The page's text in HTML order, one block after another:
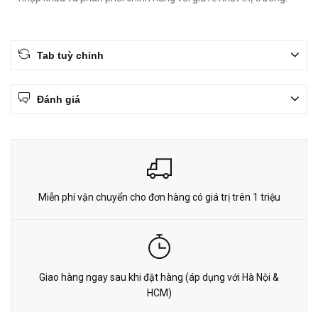
Tab tuỳ chỉnh
Đánh giá
Miễn phí vận chuyển cho đơn hàng có giá trị trên 1 triệu
Giao hàng ngay sau khi đặt hàng (áp dụng với Hà Nội &
HCM)